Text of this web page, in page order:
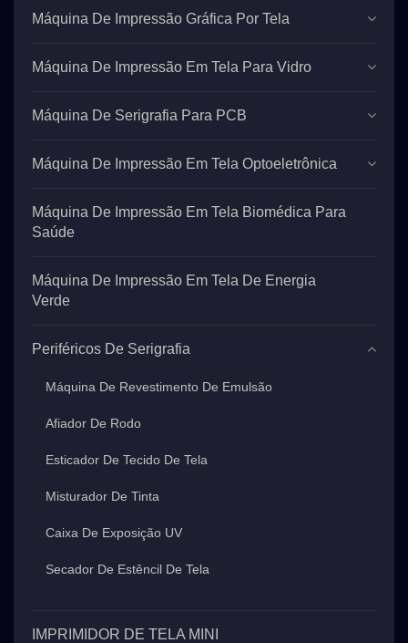
Máquina De Impressão Gráfica Por Tela
Máquina De Impressão Em Tela Para Vidro
Máquina De Serigrafia Para PCB
Máquina De Impressão Em Tela Optoeletrônica
Máquina De Impressão Em Tela Biomédica Para
Saúde
Máquina De Impressão Em Tela De Energia
Verde
Periféricos De Serigrafia
Máquina De Revestimento De Emulsão
Afiador De Rodo
Esticador De Tecido De Tela
Misturador De Tinta
Caixa De Exposição UV
Secador De Estêncil De Tela
IMPRIMIDOR DE TELA MINI